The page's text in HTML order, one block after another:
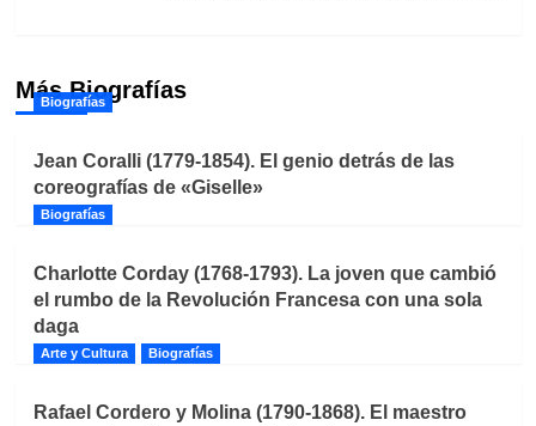
Más Biografías
Biografías
Jean Coralli (1779-1854). El genio detrás de las
coreografías de «Giselle»
Biografías
Charlotte Corday (1768-1793). La joven que cambió
el rumbo de la Revolución Francesa con una sola
daga
Arte y Cultura Biografías
Rafael Cordero y Molina (1790-1868). El maestro